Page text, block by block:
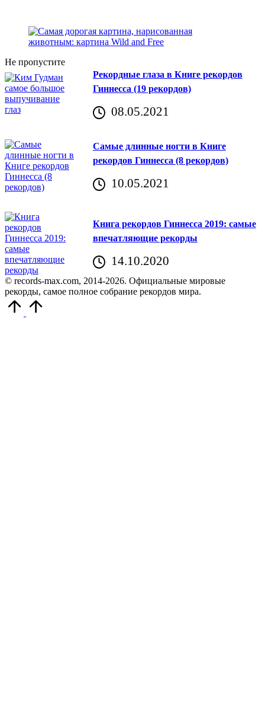
Не пропустите
Рекордные глаза в Книге рекордов
Гиннесса (19 рекордов)
08.05.2021
Самые длинные ногти в Книге
рекордов Гиннесса (8 рекордов)
10.05.2021
Книга рекордов Гиннесса 2019: самые
впечатляющие рекорды
14.10.2020
© records-max.com, 2014-2026. Официальные мировые
рекорды, самое полное собрание рекордов мира.